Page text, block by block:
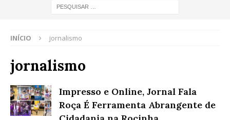
INÍCIO jornalismo
jornalismo
Impresso e Online, Jornal Fala
Roça É Ferramenta Abrangente de